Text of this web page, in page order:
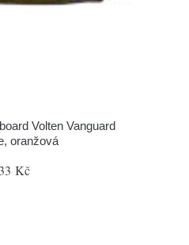
Volten Vanguard
oranžová
Kč